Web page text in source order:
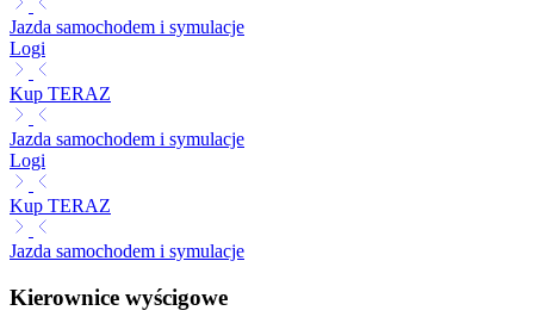
Jazda samochodem i symulacje
Logi
Kup TERAZ
Jazda samochodem i symulacje
Logi
Kup TERAZ
Jazda samochodem i symulacje
Kierownice wyścigowe